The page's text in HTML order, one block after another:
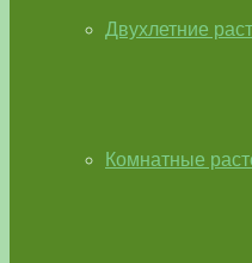
Двухлетние
Комнатные